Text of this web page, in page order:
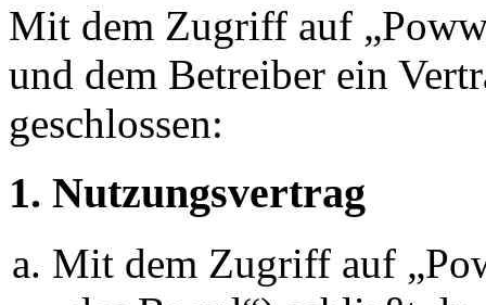
Mit dem Zugriff auf
und dem Betreiber ein
geschlossen:
1. Nutzungsvertrag
Mit dem Zugriff auf